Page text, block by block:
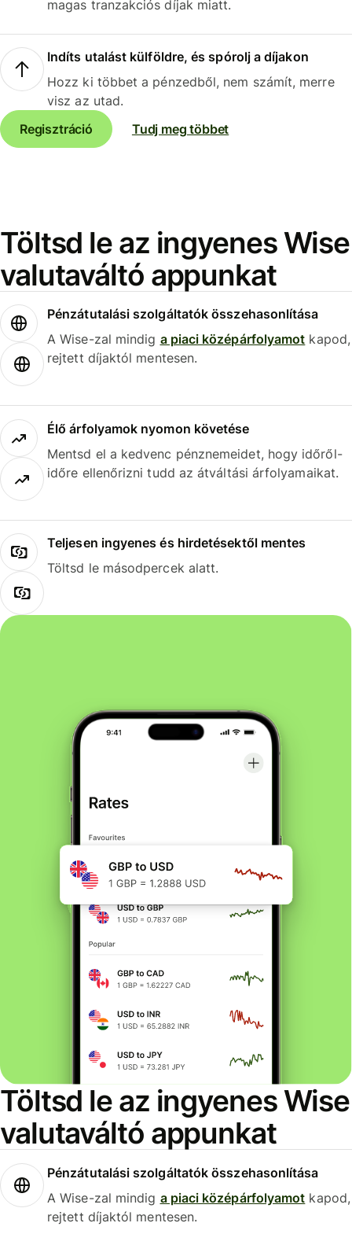
magas tranzakciós díjak miatt.
Indíts utalást külföldre, és spórolj a díjakon
Hozz ki többet a pénzedből, nem számít, merre
visz az utad.
Regisztráció
Tudj meg többet
Töltsd le az ingyenes Wise
valutaváltó appunkat
Pénzátutalási szolgáltatók összehasonlítása
A Wise-zal mindig a piaci középárfolyamot kapod,
rejtett díjaktól mentesen.
Élő árfolyamok nyomon követése
Mentsd el a kedvenc pénznemeidet, hogy időről-
időre ellenőrizni tudd az átváltási árfolyamaikat.
Teljesen ingyenes és hirdetésektől mentes
Töltsd le másodpercek alatt.
Töltsd le az ingyenes Wise
valutaváltó appunkat
Pénzátutalási szolgáltatók összehasonlítása
A Wise-zal mindig a piaci középárfolyamot kapod,
rejtett díjaktól mentesen.